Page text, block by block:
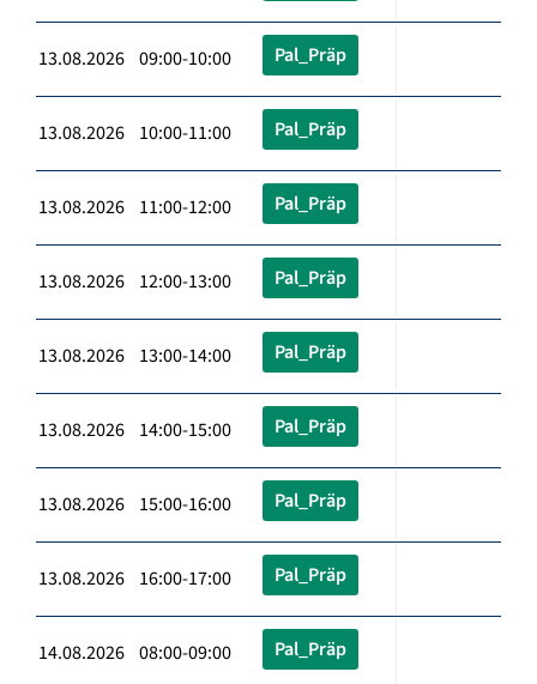
13.08.2026 09:00-10:00 Pal_Präp
13.08.2026 10:00-11:00 Pal_Präp
13.08.2026 11:00-12:00 Pal_Präp
13.08.2026 12:00-13:00 Pal_Präp
13.08.2026 13:00-14:00 Pal_Präp
13.08.2026 14:00-15:00 Pal_Präp
13.08.2026 15:00-16:00 Pal_Präp
13.08.2026 16:00-17:00 Pal_Präp
14.08.2026 08:00-09:00 Pal_Präp